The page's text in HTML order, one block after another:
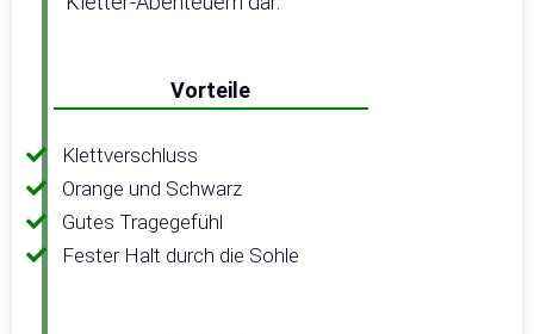
Vorteile
Klettverschluss
Orange und Schwarz
Gutes Tragegefühl
Fester Halt durch die Sohle